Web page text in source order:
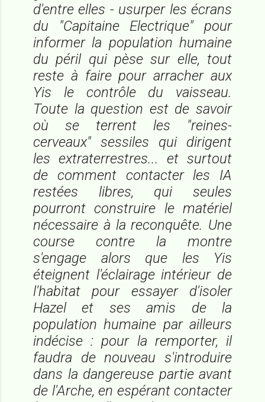
d'entre elles - usurper les écrans
du "Capitaine Electrique" pour
informer la population humaine
du péril qui pèse sur elle, tout
reste à faire pour arracher aux
Yis le contrôle du vaisseau.
Toute la question est de savoir
où se terrent les "reines-
cerveaux" sessiles qui dirigent
les extraterrestres... et surtout
de comment contacter les IA
restées libres, qui seules
pourront construire le matériel
nécessaire à la reconquête. Une
course contre la montre
s'engage alors que les Yis
éteignent l'éclairage intérieur de
l'habitat pour essayer d'isoler
Hazel et ses amis de la
population humaine par ailleurs
indécise : pour la remporter, il
faudra de nouveau s'introduire
dans la dangereuse partie avant
de l'Arche, en espérant contacter